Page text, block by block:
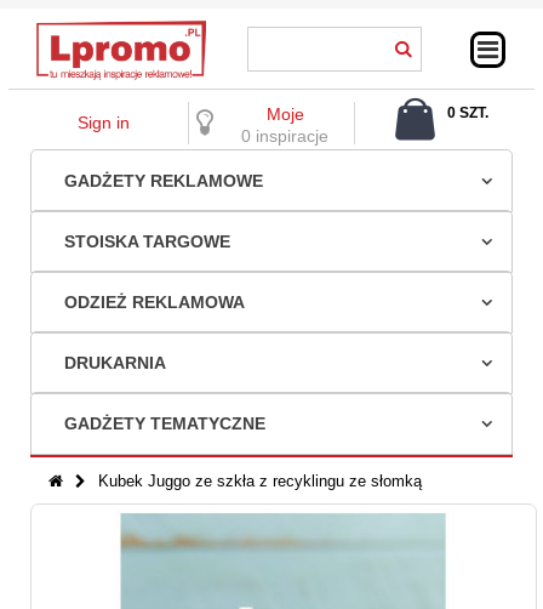
Sign in
Moje
0 inspiracje
0 SZT.
GADŻETY REKLAMOWE
STOISKA TARGOWE
ODZIEŻ REKLAMOWA
DRUKARNIA
GADŻETY TEMATYCZNE
Kubek Juggo ze szkła z recyklingu ze słomką